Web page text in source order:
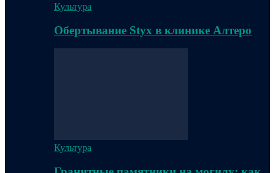
Культура
Обертывание Styx в клинике Алтеро
Культура